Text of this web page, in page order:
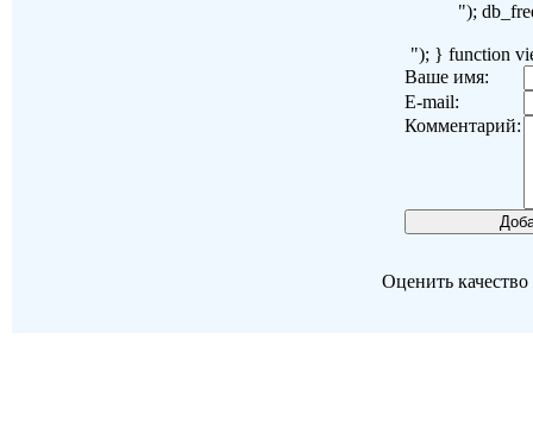
");
"); } function
Ваше имя:
E-mail:
Комментарий:
Оценить